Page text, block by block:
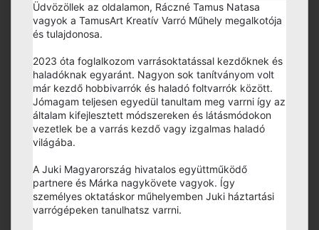
Üdvözöllek az oldalamon, Ráczné Tamus Natasa
vagyok a TamusArt Kreatív Varró Műhely megalkotója
és tulajdonosa.
2023 óta foglalkozom varrásoktatással kezdőknek és
haladóknak egyaránt. Nagyon sok tanítványom volt
már kezdő hobbivarrók és haladó foltvarrók között.
Jómagam teljesen egyedül tanultam meg varrni így az
általam kifejlesztett módszereken és látásmódokon
vezetlek be a varrás kezdő vagy izgalmas haladó
világába.
A Juki Magyarország hivatalos együttműködő
partnere és Márka nagykövete vagyok. Így
személyes oktatáskor műhelyemben Juki háztartási
varrógépeken tanulhatsz varrni.